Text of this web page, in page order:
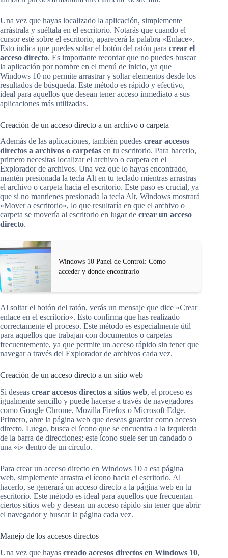
Una vez que hayas localizado la aplicación, simplemente
arrástrala y suéltala en el escritorio. Notarás que cuando el
cursor esté sobre el escritorio, aparecerá la palabra «Enlace».
Esto indica que puedes soltar el botón del ratón para crear el
acceso directo. Es importante recordar que no puedes buscar
la aplicación por nombre en el menú de inicio, ya que
Windows 10 no permite arrastrar y soltar elementos desde los
resultados de búsqueda. Este método es rápido y efectivo,
ideal para aquellos que desean tener acceso inmediato a sus
aplicaciones más utilizadas.
Creación de un acceso directo a un archivo o carpeta
Además de las aplicaciones, también puedes crear accesos
directos a archivos o carpetas en tu escritorio. Para hacerlo,
primero necesitas localizar el archivo o carpeta en el
Explorador de archivos. Una vez que lo hayas encontrado,
mantén presionada la tecla Alt en tu teclado mientras arrastras
el archivo o carpeta hacia el escritorio. Este paso es crucial, ya
que si no mantienes presionada la tecla Alt, Windows mostrará
«Mover a escritorio», lo que resultaría en que el archivo o
carpeta se movería al escritorio en lugar de crear un acceso
directo.
Windows 10 Panel de Control: Cómo
acceder y dónde encontrarlo
Al soltar el botón del ratón, verás un mensaje que dice «Crear
enlace en el escritorio». Esto confirma que has realizado
correctamente el proceso. Este método es especialmente útil
para aquellos que trabajan con documentos o carpetas
frecuentemente, ya que permite un acceso rápido sin tener que
navegar a través del Explorador de archivos cada vez.
Creación de un acceso directo a un sitio web
Si deseas crear accesos directos a sitios web, el proceso es
igualmente sencillo y puede hacerse a través de navegadores
como Google Chrome, Mozilla Firefox o Microsoft Edge.
Primero, abre la página web que deseas guardar como acceso
directo. Luego, busca el ícono que se encuentra a la izquierda
de la barra de direcciones; este ícono suele ser un candado o
una «i» dentro de un círculo.
Para crear un acceso directo en Windows 10 a esa página
web, simplemente arrastra el ícono hacia el escritorio. Al
hacerlo, se generará un acceso directo a la página web en tu
escritorio. Este método es ideal para aquellos que frecuentan
ciertos sitios web y desean un acceso rápido sin tener que abrir
el navegador y buscar la página cada vez.
Manejo de los accesos directos
Una vez que hayas creado accesos directos en Windows 10,